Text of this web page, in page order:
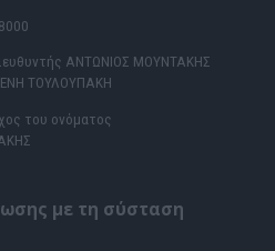
ΑΝΤΩΝΙΟΣ ΜΟΥΝΤΑΚΗΣ
ΤΟΥΛΟΥΠΑΚΗ
του ονόματος
με τη σύσταση